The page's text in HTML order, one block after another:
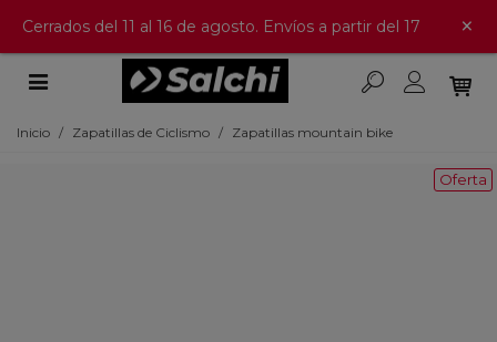
Cerrados del 11 al 16 de agosto. Envíos a partir del 17 ×
Inicio / Zapatillas de Ciclismo / Zapatillas mountain bike
Oferta